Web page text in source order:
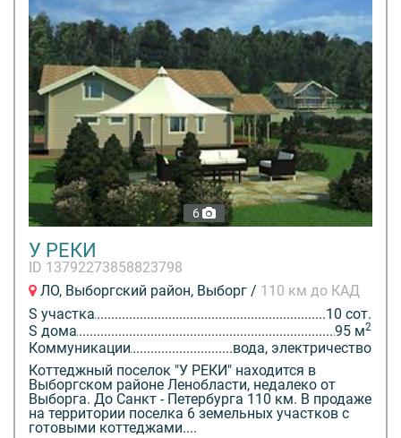
6
У РЕКИ
ID 13792273858823798
ЛО, Выборгский район, Выборг / 110 км до КАД
S участка
10 сот.
S дома
95 м2
Коммуникации
вода, электричество
Коттеджный поселок "У РЕКИ" находится в
Выборгском районе Ленобласти, недалеко от
Выборга. До Санкт - Петербурга 110 км. В продаже
на территории поселка 6 земельных участков с
готовыми коттеджами....